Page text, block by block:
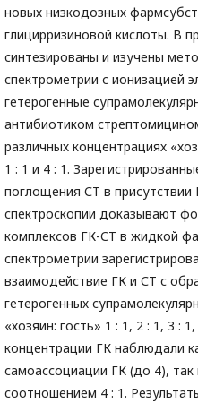
новых низкодозных
глицирризиновой кислоты. В
синтезированы и изучены
спектрометрии с ионизацией
гетерогенные
антибиотиком
различных концентрациях
1 : 1 и 4 : 1.
поглощения СТ в
спектроскопии доказывают
комплексов ГК-СТ в жидкой
спектрометрии
взаимодействие ГК и СТ с
гетерогенных
«хозяин: гость» 1 : 1, 2 : 1, 3 :
концентрации ГК наблюдали
самоассоциации ГК (до 4),
соотношением 4 : 1.